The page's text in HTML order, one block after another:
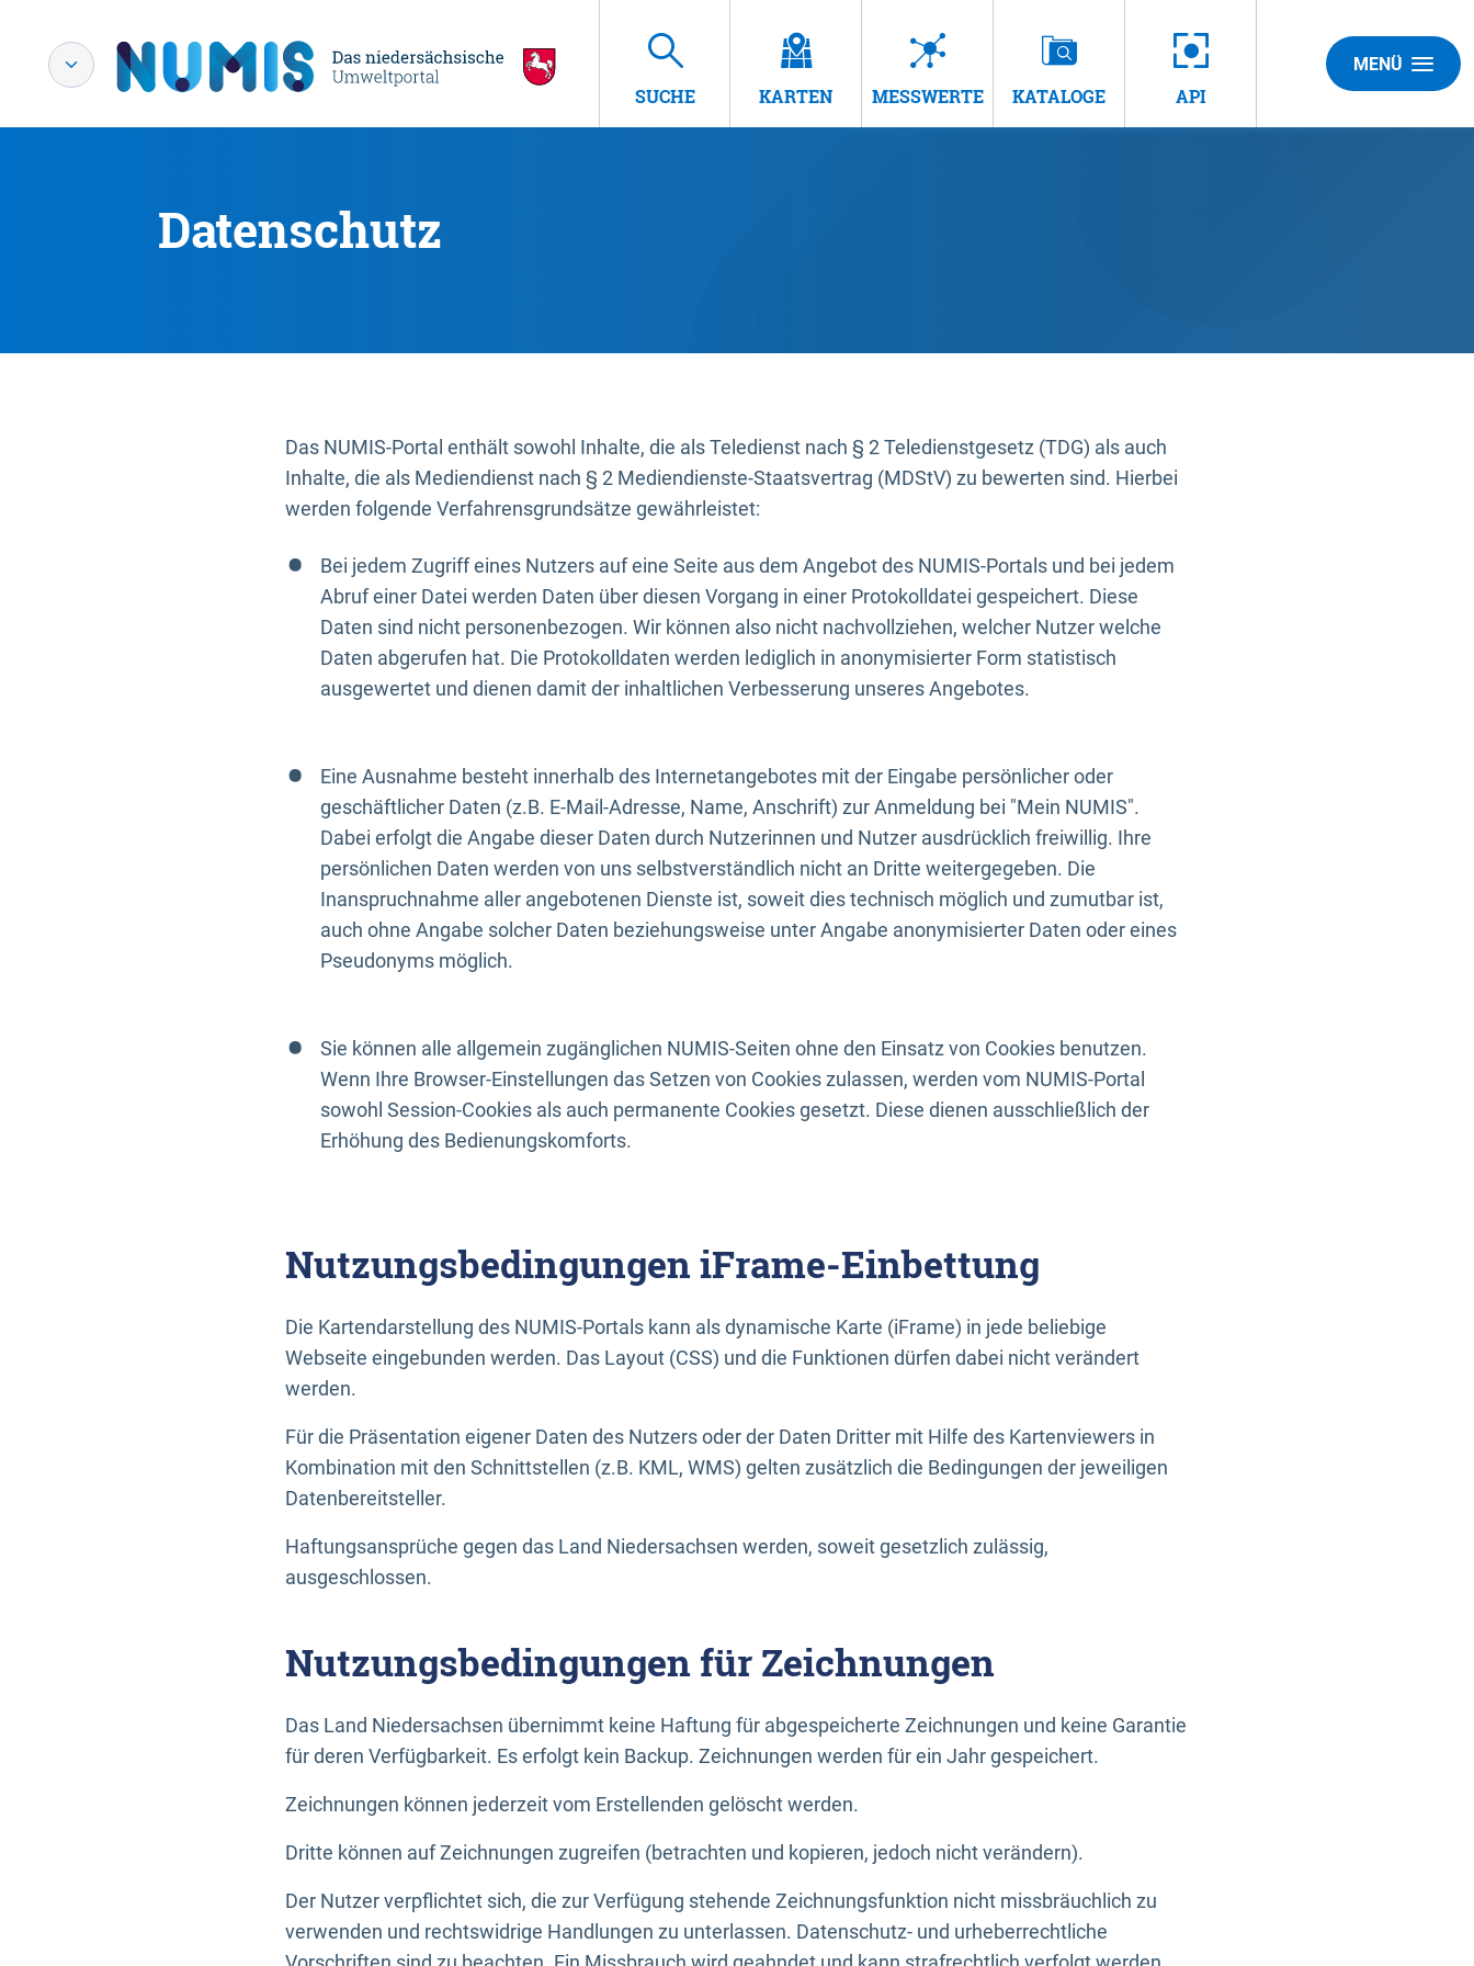
SUCHE KARTEN MESSWERTE KATALOGE API
MENÜ
Datenschutz
Das NUMIS-Portal enthält sowohl Inhalte, die als Teledienst nach § 2 Teledienstgesetz (TDG) als auch
Inhalte, die als Mediendienst nach § 2 Mediendienste-Staatsvertrag (MDStV) zu bewerten sind. Hierbei
werden folgende Verfahrensgrundsätze gewährleistet:
Bei jedem Zugriff eines Nutzers auf eine Seite aus dem Angebot des NUMIS-Portals und bei jedem
Abruf einer Datei werden Daten über diesen Vorgang in einer Protokolldatei gespeichert. Diese
Daten sind nicht personenbezogen. Wir können also nicht nachvollziehen, welcher Nutzer welche
Daten abgerufen hat. Die Protokolldaten werden lediglich in anonymisierter Form statistisch
ausgewertet und dienen damit der inhaltlichen Verbesserung unseres Angebotes.
Eine Ausnahme besteht innerhalb des Internetangebotes mit der Eingabe persönlicher oder
geschäftlicher Daten (z.B. E-Mail-Adresse, Name, Anschrift) zur Anmeldung bei "Mein NUMIS".
Dabei erfolgt die Angabe dieser Daten durch Nutzerinnen und Nutzer ausdrücklich freiwillig. Ihre
persönlichen Daten werden von uns selbstverständlich nicht an Dritte weitergegeben. Die
Inanspruchnahme aller angebotenen Dienste ist, soweit dies technisch möglich und zumutbar ist,
auch ohne Angabe solcher Daten beziehungsweise unter Angabe anonymisierter Daten oder eines
Pseudonyms möglich.
Sie können alle allgemein zugänglichen NUMIS-Seiten ohne den Einsatz von Cookies benutzen.
Wenn Ihre Browser-Einstellungen das Setzen von Cookies zulassen, werden vom NUMIS-Portal
sowohl Session-Cookies als auch permanente Cookies gesetzt. Diese dienen ausschließlich der
Erhöhung des Bedienungskomforts.
Nutzungsbedingungen iFrame-Einbettung
Die Kartendarstellung des NUMIS-Portals kann als dynamische Karte (iFrame) in jede beliebige
Webseite eingebunden werden. Das Layout (CSS) und die Funktionen dürfen dabei nicht verändert
werden.
Für die Präsentation eigener Daten des Nutzers oder der Daten Dritter mit Hilfe des Kartenviewers in
Kombination mit den Schnittstellen (z.B. KML, WMS) gelten zusätzlich die Bedingungen der jeweiligen
Datenbereitsteller.
Haftungsansprüche gegen das Land Niedersachsen werden, soweit gesetzlich zulässig,
ausgeschlossen.
Nutzungsbedingungen für Zeichnungen
Das Land Niedersachsen übernimmt keine Haftung für abgespeicherte Zeichnungen und keine Garantie
für deren Verfügbarkeit. Es erfolgt kein Backup. Zeichnungen werden für ein Jahr gespeichert.
Zeichnungen können jederzeit vom Erstellenden gelöscht werden.
Dritte können auf Zeichnungen zugreifen (betrachten und kopieren, jedoch nicht verändern).
Der Nutzer verpflichtet sich, die zur Verfügung stehende Zeichnungsfunktion nicht missbräuchlich zu
verwenden und rechtswidrige Handlungen zu unterlassen. Datenschutz- und urheberrechtliche